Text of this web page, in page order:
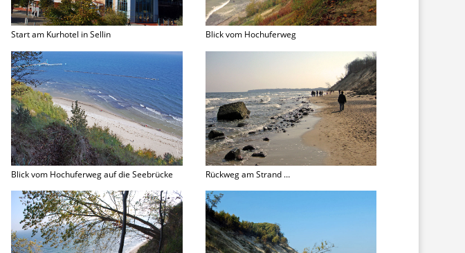
Start am Kurhotel in Sellin
Blick vom Hochuferweg auf die Seebrücke
Blick vom Hochuferweg
Rückweg am Strand …